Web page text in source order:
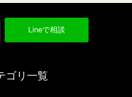
Lineで相談
ゴリ一覧